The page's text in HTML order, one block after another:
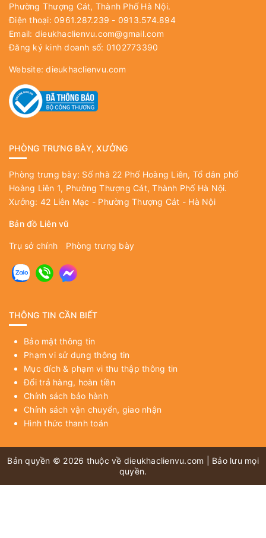
Phường Thượng Cát, Thành Phố Hà Nội.
Điện thoại: 0961.287.239 - 0913.574.894
Email: dieukhaclienvu.com@gmail.com
Đăng ký kinh doanh số: 0102773390
Website:dieukhaclienvu.com
PHÒNG TRƯNG BÀY, XƯỞNG
Phòng trưng bày: Số nhà 22 Phố Hoàng Liên, Tổ dân phố
Hoàng Liên 1, Phường Thượng Cát, Thành Phố Hà Nội.
Xưởng: 42 Liên Mạc - Phường Thượng Cát - Hà Nội
Bản đồ Liên vũ
Trụ sở chính Phòng trưng bày
THÔNG TIN CẦN BIẾT
Bảo mật thông tin
Phạm vi sử dụng thông tin
Mục đích & phạm vi thu thập thông tin
Đổi trả hàng, hoàn tiền
Chính sách bảo hành
Chính sách vận chuyển, giao nhận
Hình thức thanh toán
Bản quyền © 2026 thuộc về dieukhaclienvu.com | Bảo lưu mọi
quyền.